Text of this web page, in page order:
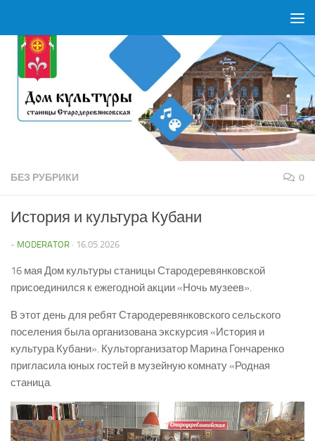
БЕЗ РУБРИКИ 0
История и культура Кубани
- MODERATOR · 16.05.2026
16 мая Дом культуры станицы Стародеревянковской
присоединился к ежегодной акции «Ночь музеев».
В этот день для ребят Стародеревянковского сельского
поселения была организована экскурсия «История и
культура Кубани». Культорганизатор Марина Гончаренко
пригласила юных гостей в музейную комнату «Родная
станица.